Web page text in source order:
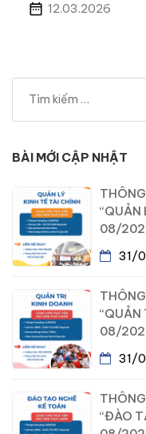
12.03.2026
BÀI MỚI CẬP NHẬT
“QUẢN
08/
31/
“QUẢN
08/
31/
“ĐÀO